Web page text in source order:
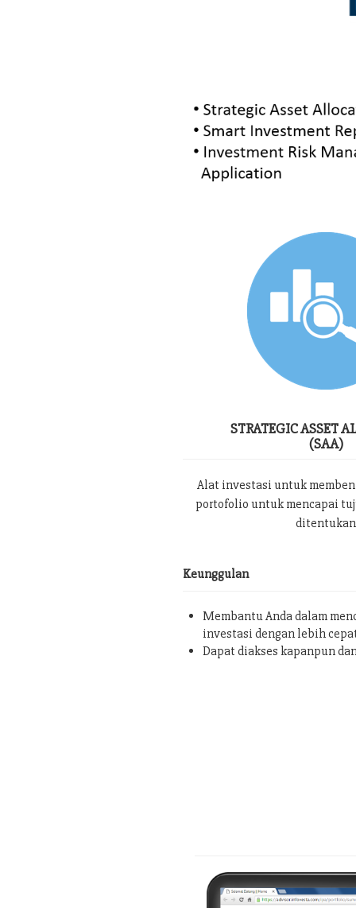
STRATEGIC ASSET
(SAA)
Alat investasi untuk
portofolio untuk mencapai
ditentukan
Keunggulan
Membantu Anda dalam
investasi dengan lebih
Dapat diakses kapanpun